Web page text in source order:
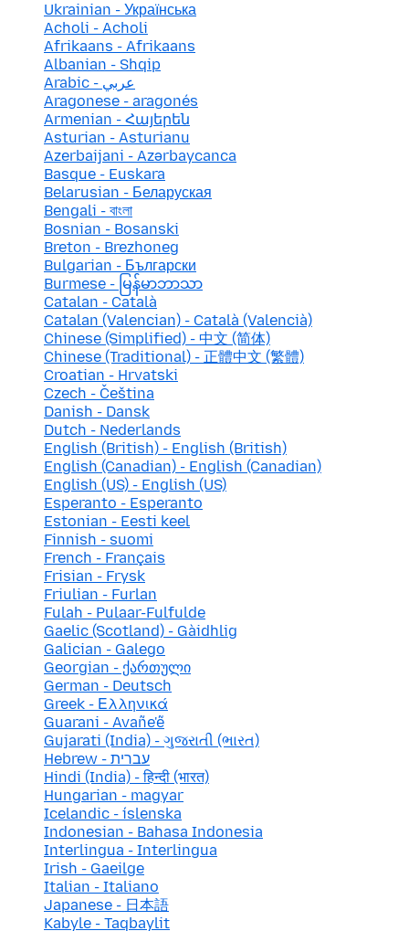
Ukrainian - Українська
Acholi - Acholi
Afrikaans - Afrikaans
Albanian - Shqip
Arabic - عربي
Aragonese - aragonés
Armenian - Հայերեն
Asturian - Asturianu
Azerbaijani - Azərbaycanca
Basque - Euskara
Belarusian - Беларуская
Bengali - বাংলা
Bosnian - Bosanski
Breton - Brezhoneg
Bulgarian - Български
Burmese - မြန်မာဘာသာ
Catalan - Català
Catalan (Valencian) - Català (Valencià)
Chinese (Simplified) - 中文 (简体)
Chinese (Traditional) - 正體中文 (繁體)
Croatian - Hrvatski
Czech - Čeština
Danish - Dansk
Dutch - Nederlands
English (British) - English (British)
English (Canadian) - English (Canadian)
English (US) - English (US)
Esperanto - Esperanto
Estonian - Eesti keel
Finnish - suomi
French - Français
Frisian - Frysk
Friulian - Furlan
Fulah - Pulaar-Fulfulde
Gaelic (Scotland) - Gàidhlig
Galician - Galego
Georgian - ქართული
German - Deutsch
Greek - Ελληνικά
Guarani - Avañe'ẽ
Gujarati (India) - ગુજરાતી (ભારત)
Hebrew - עברית
Hindi (India) - हिन्दी (भारत)
Hungarian - magyar
Icelandic - íslenska
Indonesian - Bahasa Indonesia
Interlingua - Interlingua
Irish - Gaeilge
Italian - Italiano
Japanese - 日本語
Kabyle - Taqbaylit